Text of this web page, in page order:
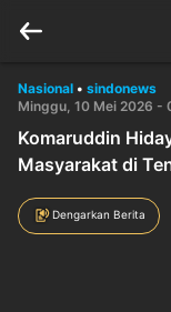
Nasional • sindonews
Minggu, 10 Mei 2026 -
Komaruddin
Masyarakat di
Dengarkan Berita